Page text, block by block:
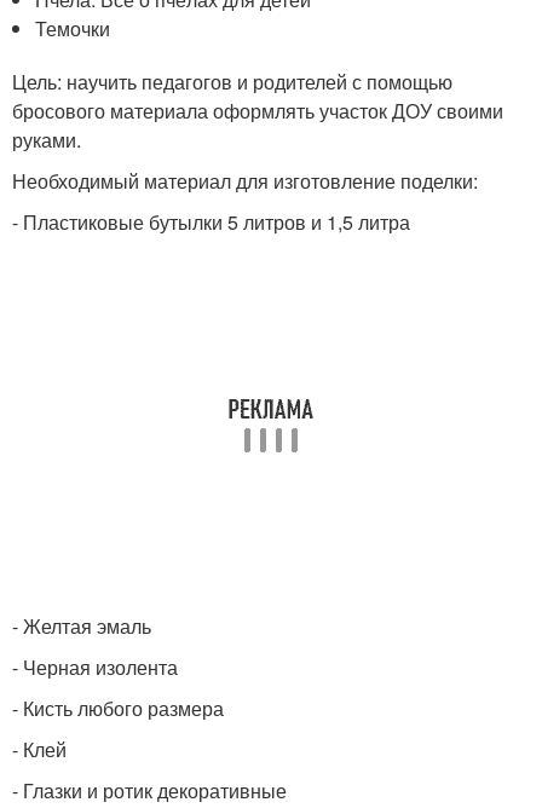
Темочки
Цель: научить педагогов и родителей с помощью
бросового материала оформлять участок ДОУ своими
руками.
Необходимый материал для изготовление поделки:
- Пластиковые бутылки 5 литров и 1,5 литра
- Желтая эмаль
- Черная изолента
- Кисть любого размера
- Клей
- Глазки и ротик декоративные